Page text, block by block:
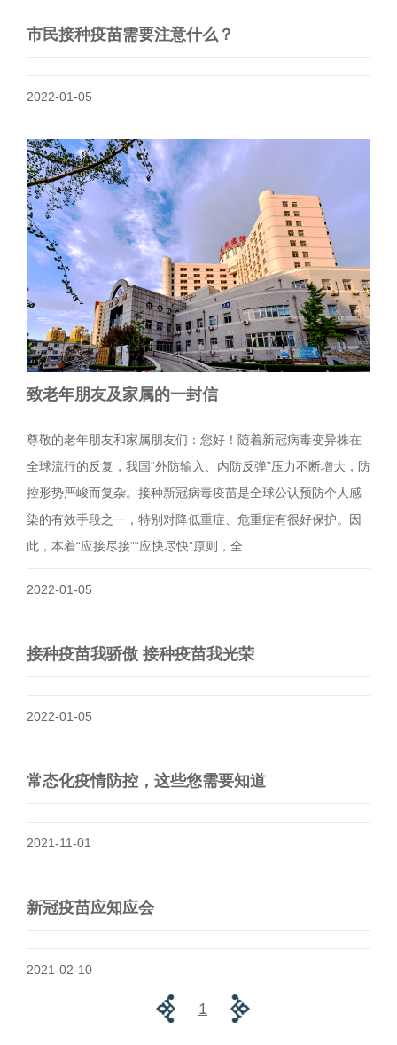
市民接种疫苗需要注意什么？
2022-01-05
致老年朋友及家属的一封信
尊敬的老年朋友和家属朋友们：您好！随着新冠病毒变异株在
全球流行的反复，我国“外防输入、内防反弹”压力不断增大，防
控形势严峻而复杂。接种新冠病毒疫苗是全球公认预防个人感
染的有效手段之一，特别对降低重症、危重症有很好保护。因
此，本着“应接尽接”“应快尽快”原则，全…
2022-01-05
接种疫苗我骄傲 接种疫苗我光荣
2022-01-05
常态化疫情防控，这些您需要知道
2021-11-01
新冠疫苗应知应会
2021-02-10
1